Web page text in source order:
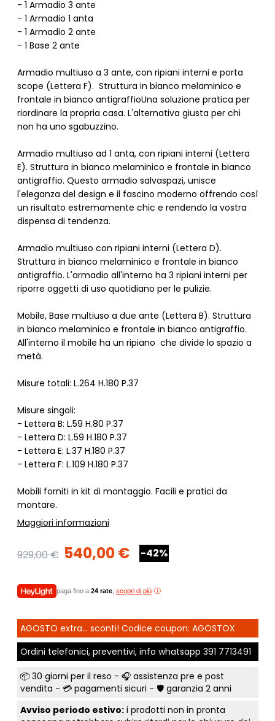
- 1 Armadio 3 ante
- 1 Armadio 1 anta
- 1 Armadio 2 ante
- 1 Base 2 ante
Armadio multiuso a 3 ante, con ripiani interni e porta
scope (Lettera F). Struttura in bianco melaminico e
frontale in bianco antigraffioUna soluzione pratica per
riordinare la propria casa. L'alternativa giusta per chi
non ha uno sgabuzzino.
Armadio multiuso ad 1 anta, con ripiani interni (Lettera
E). Struttura in bianco melaminico e frontale in bianco
antigraffio. Questo armadio salvaspazi, unisce
l'eleganza del design e il fascino moderno offrendo così
un risultato estremamente chic e rendendo la vostra
dispensa di tendenza.
Armadio multiuso con ripiani interni (Lettera D).
Struttura in bianco melaminico e frontale in bianco
antigraffio. L'armadio all'interno ha 3 ripiani interni per
riporre oggetti di uso quotidiano per le pulizie.
Mobile, Base multiuso a due ante (Lettera B). Struttura
in bianco melaminico e frontale in bianco antigraffio.
All'interno il mobile ha un ripiano che divide lo spazio a
metà.
Misure totali: L.264 H.180 P.37
Misure singoli:
- Lettera B: L.59 H.80 P.37
- Lettera D: L.59 H.180 P.37
- Lettera E: L.37 H.180 P.37
- Lettera F: L.109 H.180 P.37
Mobili forniti in kit di montaggio. Facili e pratici da
montare.
Maggiori informazioni
929,00 € 540,00 € -42%
paga fino a 24 rate, scopri di più
AGOSTO extra... sconti! Codice coupon: AGOSTOX
Ordini telefonici, preventivi, info whatsapp 391 7713491
📦 30 giorni per il reso - 🎧 assistenza pre e post
vendita - 💳 pagamenti sicuri - 🛡️ garanzia 2 anni
Avviso periodo estivo:i prodotti non in pronta